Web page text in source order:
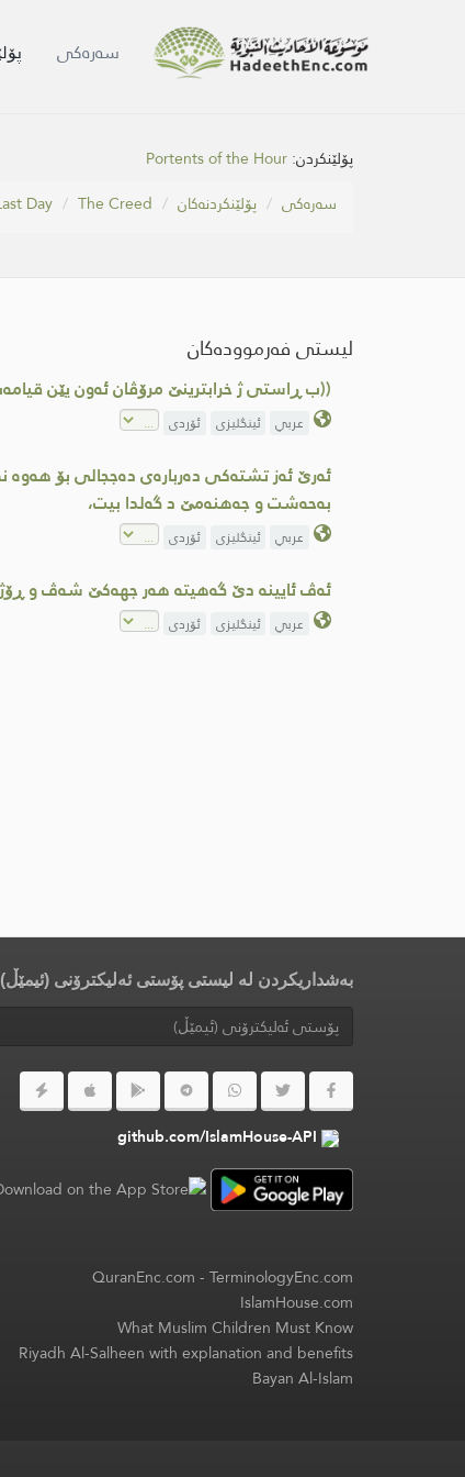
سه‌ره‌كی
پۆلێنکردن:Portents of the Hour
سه‌ره‌كی
پۆلێنکردنەکان The Creed
Day
لیستی فەرموودەکان
((ب ڕاستی ژ خرابترینێ مرۆڤان ئه‌ون یێن
عربي ئینگلیزی ئۆردی
ئه‌رێ ئه‌ز تشته‌كی ده‌رباره‌ی ده‌ججالی بۆ
به‌حه‌شت و جه‌هنه‌مێ د گه‌لدا بیت،
عربي ئینگلیزی ئۆردی
ئەڤ ئایینه‌ دێ گەهیتە هەر جهەکێ شەڤ و ڕۆژ
عربي ئینگلیزی ئۆردی
بەشداریکردن لە لیستی پۆستی ئەلیکترۆنی (ئیمێڵ)
github.com/IslamHouse-API
QuranEnc.com-TerminologyEnc.com
IslamHouse.com
What Muslim Children Must Know
Riyadh Al-Salheen with explanation and benefits
Bayan Al-Islam